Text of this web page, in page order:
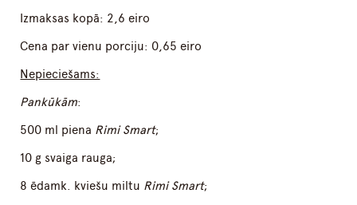
Izmaksas kopā: 2,6 eiro
Cena par vienu porciju: 0,65 eiro
Nepieciešams:
Pankūkām:
500 ml piena Rimi Smart;
10 g svaiga rauga;
8 ēdamk. kviešu miltu Rimi Smart;